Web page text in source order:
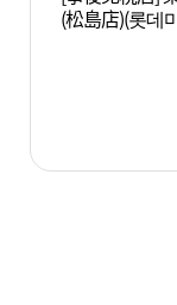
(松島店)(롯데